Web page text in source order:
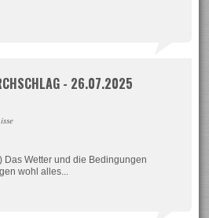
- 26.07.2025
Das Wetter und die Bedingungen
wohl alles...